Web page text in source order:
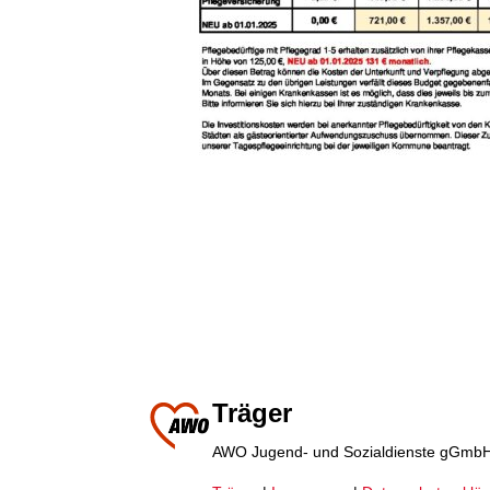
Träger
AWO Jugend- und Sozialdienste